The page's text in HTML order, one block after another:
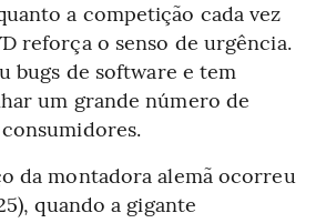
a competição cada vez
reforça o senso de urgência.
bugs de software e tem
um grande número de
da montadora alemã ocorreu
quando a gigante